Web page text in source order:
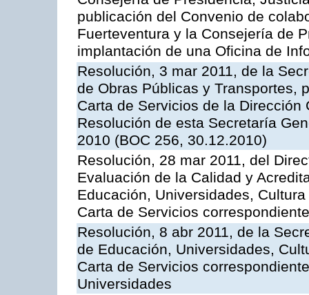
publicación del Convenio de
Fuerteventura y la Consejería de
implantación de una Oficina de
Resolución, 3 mar 2011, de la
de Obras Públicas y Transportes,
Carta de Servicios de la
Resolución de esta Secretaría
2010 (BOC 256, 30.12.2010)
Resolución, 28 mar 2011, del
Evaluación de la Calidad y
Educación, Universidades,
Carta de Servicios
Resolución, 8 abr 2011, de la
de Educación, Universidades,
Carta de Servicios
Universidades